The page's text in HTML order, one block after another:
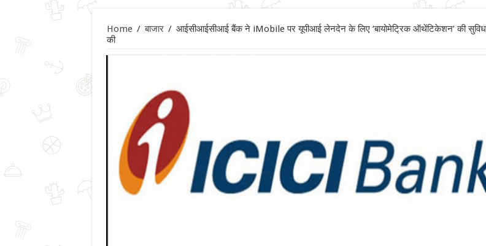
Home / बाजार / आईसीआईसीआई बैंक ने iMobile पर यूपीआई लेनदेन के लिए ‘बायोमेट्रिक ऑथेंटिकेशन’ की
की